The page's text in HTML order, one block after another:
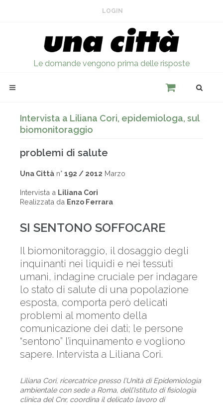
LOGIN
Le domande vengono prima delle risposte
Intervista a Liliana Cori, epidemiologa, sul
biomonitoraggio
problemi di salute
Una Città n° 192 / 2012 Marzo
Intervista a Liliana Cori
Realizzata da Enzo Ferrara
SI SENTONO SOFFOCARE
Il biomonitoraggio, il dosaggio degli
inquinanti nei liquidi e nei tessuti
umani, indagine cruciale per indagare
lo stato di salute di una popolazione
esposta, comporta però delicati
problemi al momento della
comunicazione dei dati; le persone
“sentono” l’inquinamento e vogliono
sapere. Intervista a Liliana Cori.
Liliana Cori, ricercatrice presso l’Unità di Epidemiologia
ambientale con sede a Roma, dell’Istituto di fisiologia
clinica del Cnr, coordina il delicato lavoro di